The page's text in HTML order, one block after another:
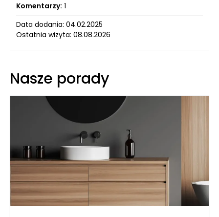
Komentarzy: 1
Data dodania: 04.02.2025
Ostatnia wizyta: 08.08.2026
Nasze porady